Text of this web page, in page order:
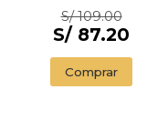
S/ 109.00
S/ 87.20
Comprar